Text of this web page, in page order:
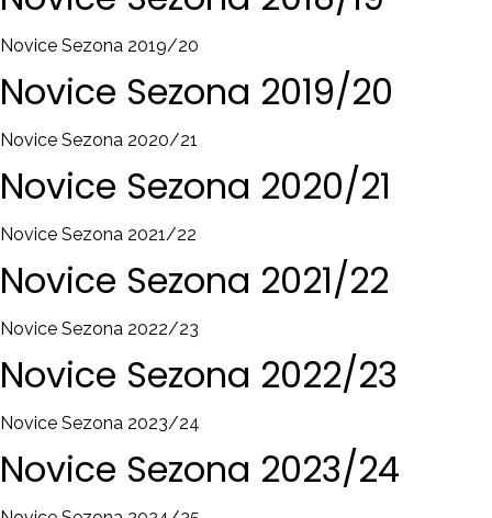
Novice Sezona 2019/20
Novice Sezona 2019/20
Novice Sezona 2020/21
Novice Sezona 2020/21
Novice Sezona 2021/22
Novice Sezona 2021/22
Novice Sezona 2022/23
Novice Sezona 2022/23
Novice Sezona 2023/24
Novice Sezona 2023/24